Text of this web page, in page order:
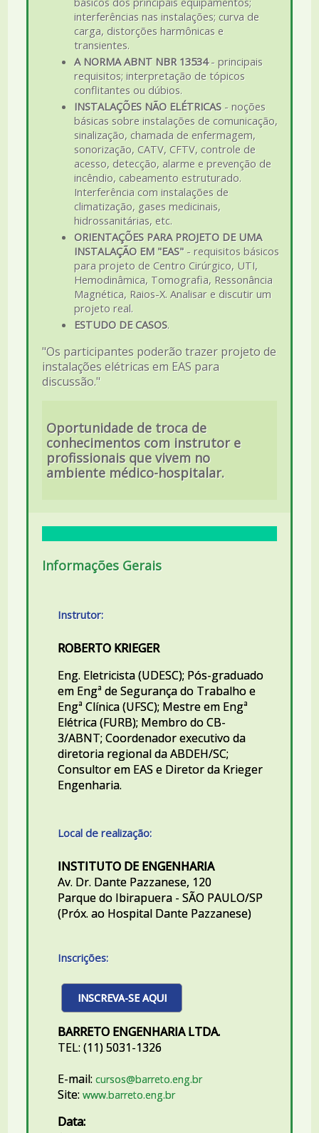
interferências nas instalações; curva de
carga, distorções harmônicas e
transientes.
A NORMA ABNT NBR 13534- principais
requisitos; interpretação de tópicos
conflitantes ou dúbios.
INSTALAÇÕES NÃO ELÉTRICAS- noções
básicas sobre instalações de comunicação,
sinalização, chamada de enfermagem,
sonorização, CATV, CFTV, controle de
acesso, detecção, alarme e prevenção de
incêndio, cabeamento estruturado.
Interferência com instalações de
climatização, gases medicinais,
hidrossanitárias, etc.
ORIENTAÇÕES PARA PROJETO DE UMA
INSTALAÇÃO EM "EAS"- requisitos básicos
para projeto de Centro Cirúrgico, UTI,
Hemodinâmica, Tomografia, Ressonância
Magnética, Raios-X. Analisar e discutir um
projeto real.
ESTUDO DE CASOS.
"Os participantes poderão trazer projeto de
instalações elétricas em EAS para
discussão."
Oportunidade de troca de
conhecimentos com instrutor e
profissionais que vivem no
ambiente médico-hospitalar.
Informações Gerais
Instrutor:
ROBERTO KRIEGER
Eng. Eletricista (UDESC); Pós-graduado
em Engª de Segurança do Trabalho e
Engª Clínica (UFSC); Mestre em Engª
Elétrica (FURB); Membro do CB-
3/ABNT; Coordenador executivo da
diretoria regional da ABDEH/SC;
Consultor em EAS e Diretor da Krieger
Engenharia.
Local de realização:
INSTITUTO DE ENGENHARIA
Av. Dr. Dante Pazzanese, 120
Parque do Ibirapuera - SÃO PAULO/SP
(Próx. ao Hospital Dante Pazzanese)
Inscrições:
INSCREVA-SE AQUI
BARRETO ENGENHARIA LTDA.
TEL: (11) 5031-1326
E-mail: cursos@barreto.eng.br
Site: www.barreto.eng.br
Data: